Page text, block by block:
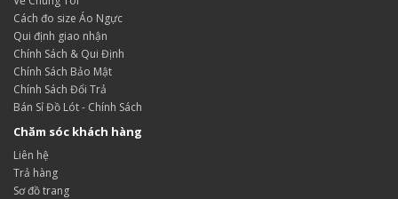
Cách đo size Áo Ngực
Qui định giao nhận
Chính Sách & Qui Định
Chính Sách Bảo Mật
Chính Sách Đổi Trả
Bán Sỉ Đồ Lót - Chính Sách
Chăm sóc khách hàng
Liên hệ
Trả hàng
Sơ đồ trang